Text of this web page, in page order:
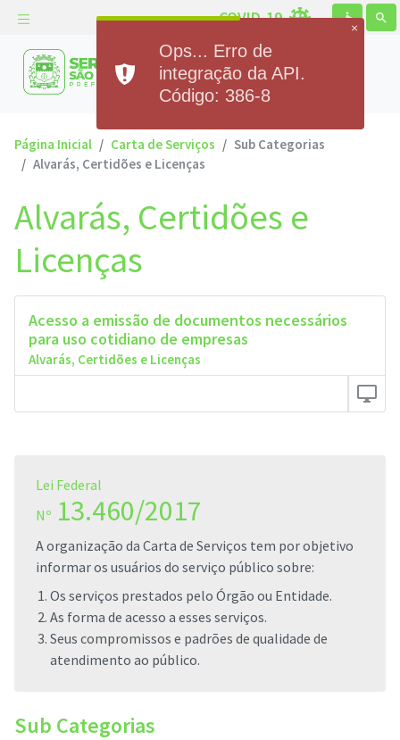
COVID-19 accessible search
Prefeitura Municipal de
Serra de São Bento
Página Inicial Carta de Serviços
Sub Categorias
Alvarás, Certidões e Licenças
Alvarás, Certidões e
Licenças
Acesso a emissão de documentos necessários
para uso cotidiano de empresas
Alvarás, Certidões e Licenças
desktop_windows
Lei Federal
Nº 13.460/2017
A organização da Carta de Serviços tem por objetivo
informar os usuários do serviço público sobre:
Os serviços prestados pelo Órgão ou Entidade.
As forma de acesso a esses serviços.
Seus compromissos e padrões de qualidade de
atendimento ao público.
Sub Categorias
×
Ops... Erro de
integração da API.
Código: 386-8